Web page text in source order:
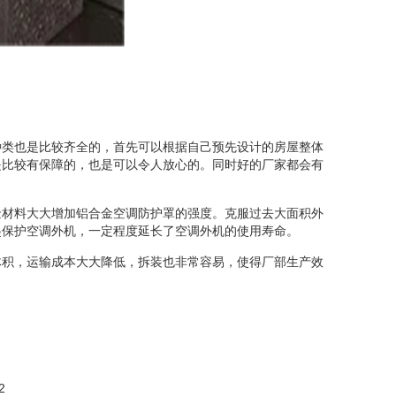
是比较齐全的，首先可以根据自己预先设计的房屋整体
较有保障的，也是可以令人放心的。同时好的厂家都会有
大大增加铝合金空调防护罩的强度。克服过去大面积外
护空调外机，一定程度延长了空调外机的使用寿命。
运输成本大大降低，拆装也非常容易，使得厂部生产效